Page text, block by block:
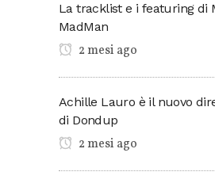
La tracklist e i featuring di
MadMan
2 mesi ago
Achille Lauro è il nuovo
di Dondup
2 mesi ago